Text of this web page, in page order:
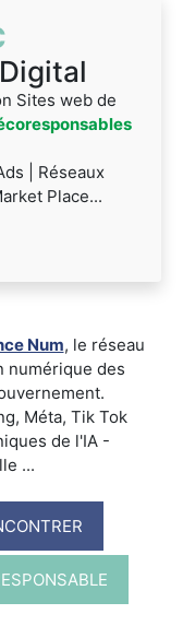
Sites web de
| Réseaux
Place...
Num, le réseau
numérique des
Méta, Tik Tok
de l'IA -
...